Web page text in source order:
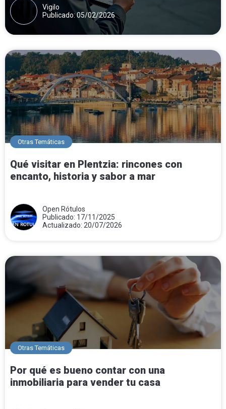
Vigilo
Publicado: 05/02/2026
Otras Temáticas
Qué visitar en Plentzia: rincones con
encanto, historia y sabor a mar
Open Rótulos
Publicado: 17/11/2025
Actualizado: 20/07/2026
Otras Temáticas
Por qué es bueno contar con una
inmobiliaria para vender tu casa